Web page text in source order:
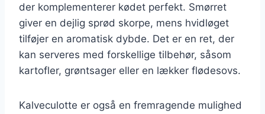
der komplementerer kødet perfekt. Smørret
giver en dejlig sprød skorpe, mens hvidløget
tilføjer en aromatisk dybde. Det er en ret, der
kan serveres med forskellige tilbehør, såsom
kartofler, grøntsager eller en lækker flødesovs.
Kalveculotte er også en fremragende mulighed